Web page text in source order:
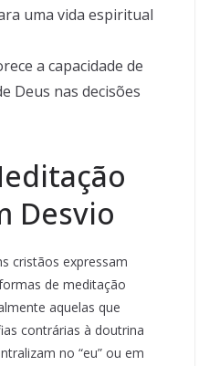
uma vida espiritual
a capacidade de
Deus nas decisões
Desvio
cristãos expressam
de meditação
aquelas que
contrárias à doutrina
no “eu” ou em